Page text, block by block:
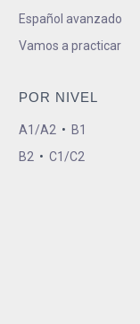
Español avanzado
Vamos a practicar
POR NIVEL
A1/A2 • B1
B2 • C1/C2